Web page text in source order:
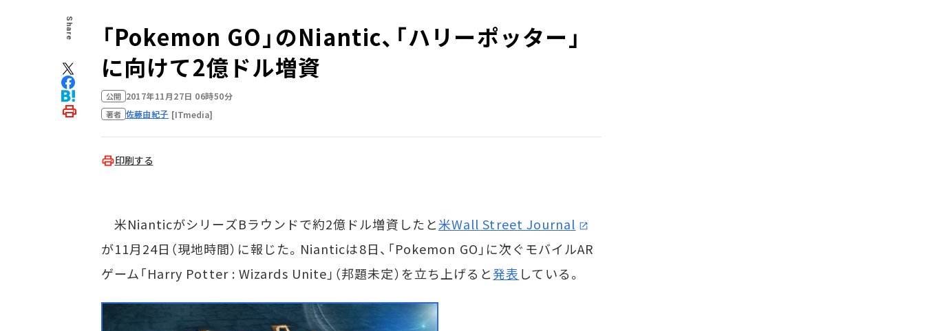
Share
「Pokemon GO」のNiantic、「ハリーポッター」
に向けて2億ドル増資
公開 2017年11月27日 06時50分
著者 佐藤由紀子 [ITmedia]
印刷する
米NianticがシリーズBラウンドで約2億ドル増資したと米Wall Street Journal
が11月24日（現地時間）に報じた。Nianticは8日、「Pokemon GO」に次ぐモバイルAR
ゲーム「Harry Potter : Wizards Unite」（邦題未定）を立ち上げると発表 している。